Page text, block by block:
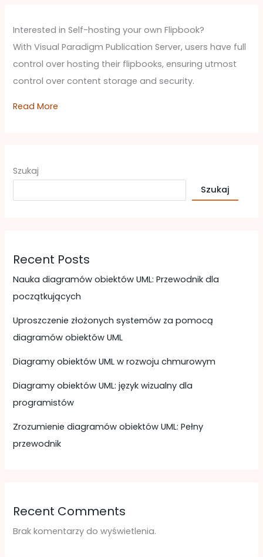
Interested in Self-hosting your own Flipbook?
With Visual Paradigm Publication Server, users have full
control over hosting their flipbooks, ensuring utmost
control over content storage and security.
Read More
Szukaj
Szukaj
Recent Posts
Nauka diagramów obiektów UML: Przewodnik dla
początkujących
Uproszczenie złożonych systemów za pomocą
diagramów obiektów UML
Diagramy obiektów UML w rozwoju chmurowym
Diagramy obiektów UML: język wizualny dla
programistów
Zrozumienie diagramów obiektów UML: Pełny
przewodnik
Recent Comments
Brak komentarzy do wyświetlenia.